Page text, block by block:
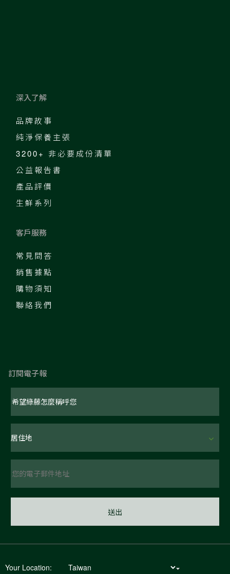
深入了解
品牌故事
純淨保養主張
3200+ 非必要成份清單
公益報告書
產品評價
生鮮系列
客戶服務
常見問答
銷售據點
購物須知
聯絡我們
訂閱電子報
Your Location: